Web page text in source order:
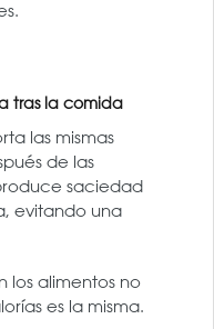
tras la comida
las mismas
de las
saciedad
evitando una
los alimentos no
es la misma.